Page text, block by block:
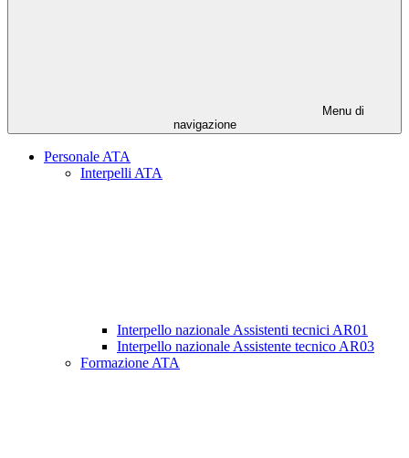
Menu di
navigazione
Personale ATA
Interpelli ATA
Interpello nazionale Assistenti tecnici AR01
Interpello nazionale Assistente tecnico AR03
Formazione ATA